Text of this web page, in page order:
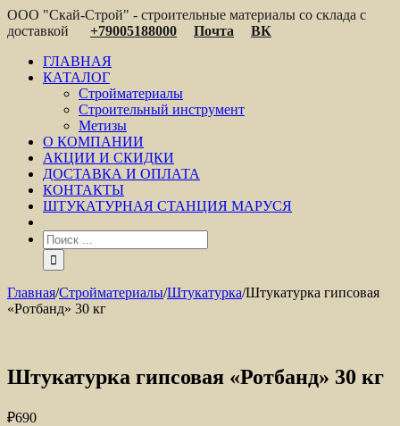
ООО "Скай-Строй" - строительные материалы со склада с
доставкой
+79005188000 Почта
ВК
ГЛАВНАЯ
КАТАЛОГ
Стройматериалы
Строительный инструмент
Метизы
О КОМПАНИИ
АКЦИИ И СКИДКИ
ДОСТАВКА И ОПЛАТА
КОНТАКТЫ
ШТУКАТУРНАЯ СТАНЦИЯ МАРУСЯ
Главная/Стройматериалы/Штукатурка/Штукатурка гипсовая
«Ротбанд» 30 кг
Штукатурка гипсовая «Ротбанд» 30 кг
₽690